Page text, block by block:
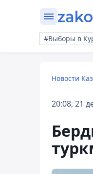
#Выборы в
Новости
20:08, 21